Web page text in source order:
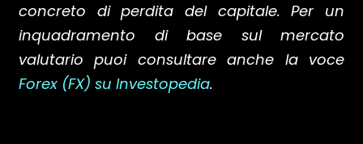
concreto di perdita del capitale. Per un
inquadramento di base sul mercato
valutario puoi consultare anche la voce
Forex (FX) su Investopedia.